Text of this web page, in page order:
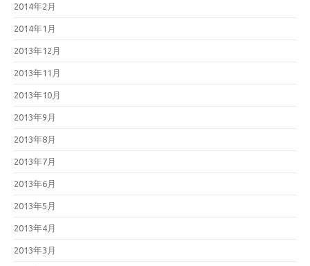
2014年2月
2014年1月
2013年12月
2013年11月
2013年10月
2013年9月
2013年8月
2013年7月
2013年6月
2013年5月
2013年4月
2013年3月